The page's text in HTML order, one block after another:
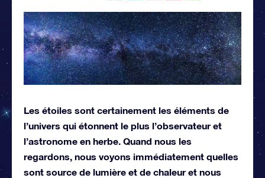
Les étoiles sont certainement les éléments de
l’univers qui étonnent le plus l’observateur et
l’astronome en herbe. Quand nous les
regardons, nous voyons immédiatement quelles
sont source de lumière et de chaleur et nous